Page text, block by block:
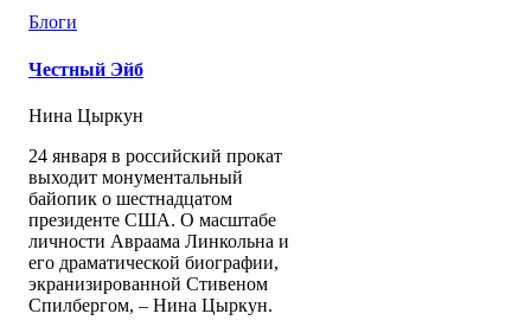
Блоги
Честный Эйб
Нина Цыркун
24 января в российский прокат
выходит монументальный
байопик о шестнадцатом
президенте США. О масштабе
личности Авраама Линкольна и
его драматической биографии,
экранизированной Стивеном
Спилбергом, – Нина Цыркун.